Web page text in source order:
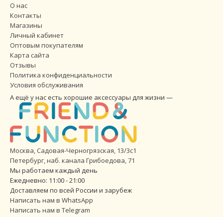
О нас
Контакты
Магазины
Личный кабинет
Оптовым покупателям
Карта сайта
Отзывы
Политика конфиденциальности
Условия обслуживания
А ещё у нас есть хорошие аксессуары для жизни —
Москва, Садовая-Черногрязская, 13/3с1
Петербург,наб. канала Грибоедова, 71
Мы работаем каждый день
Ежедневно: 11:00 - 21:00
Доставляем по всей России и зарубеж
Написать нам в WhatsApp
Написать нам в Telegram